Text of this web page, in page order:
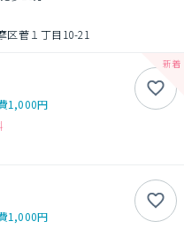
区菅１丁目10-21
1,000円
1,000円